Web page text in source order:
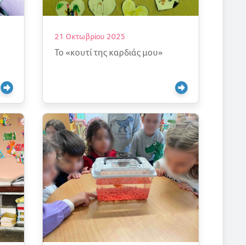
21 Οκτωβρίου 2025
Το «κουτί της καρδιάς μου»